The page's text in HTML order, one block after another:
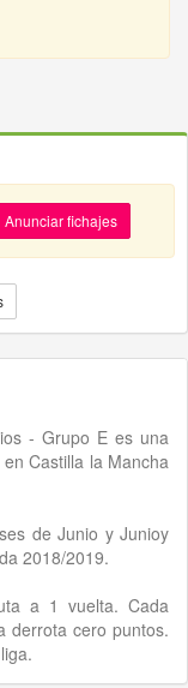
Anunciar fichajes
- Grupo E es una
Castilla la Mancha
de Junio y Junioy
2018/2019.
a 1 vuelta. Cada
derrota cero puntos.